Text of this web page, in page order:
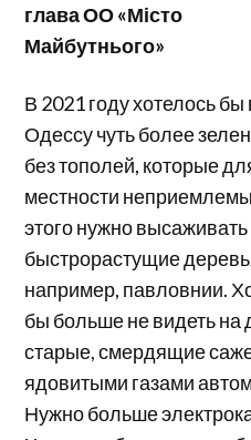
глава ОО «Місто
Майбутнього»
В 2021 году хотелось бы
Одессу чуть более
без тополей, которые
местности
этого нужно высаживать
быстрорастущие
например, павловнии.
бы больше не видеть на
старые, смердящие
ядовитыми газами
Нужно больше